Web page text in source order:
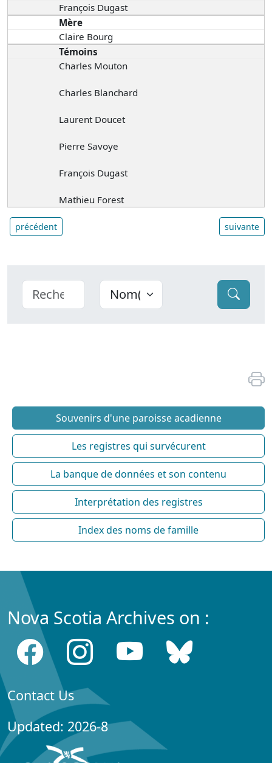
François Dugast
Mère
Claire Bourg
Témoins
Charles Mouton
Charles Blanchard
Laurent Doucet
Pierre Savoye
François Dugast
Mathieu Forest
précédent suivante
Souvenirs d'une paroisse acadienne
Les registres qui survécurent
La banque de données et son contenu
Interprétation des registres
Index des noms de famille
Nova Scotia Archives on :
Contact Us
Updated: 2026-8